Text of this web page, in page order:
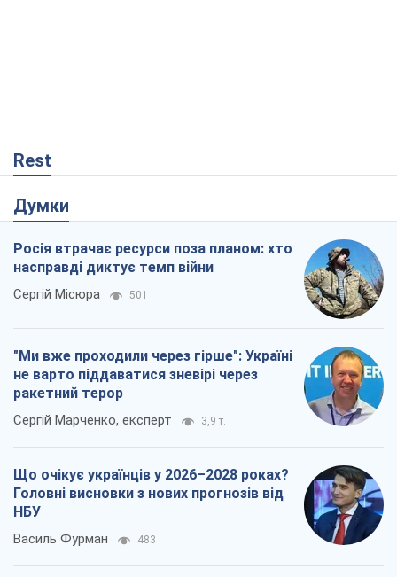
Rest
Думки
Росія втрачає ресурси поза планом: хто
насправді диктує темп війни
Сергій Місюра 501
"Ми вже проходили через гірше": Україні
не варто піддаватися зневірі через
ракетний терор
Сергій Марченко, експерт 3,9 т.
Що очікує українців у 2026–2028 роках?
Головні висновки з нових прогнозів від
НБУ
Василь Фурман 483